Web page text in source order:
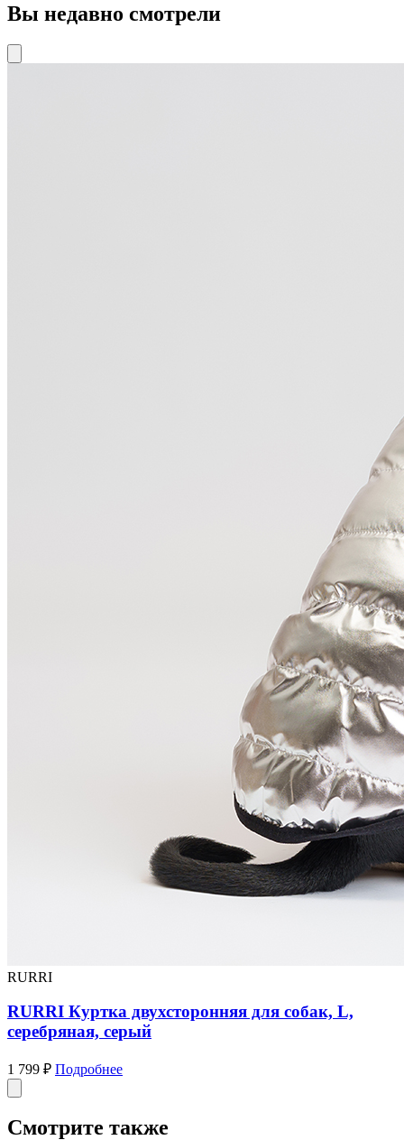
Вы недавно смотрели
RURRI
RURRI Куртка двухсторонняя для собак, L,
серебряная, серый
1 799 ₽ Подробнее
Смотрите также